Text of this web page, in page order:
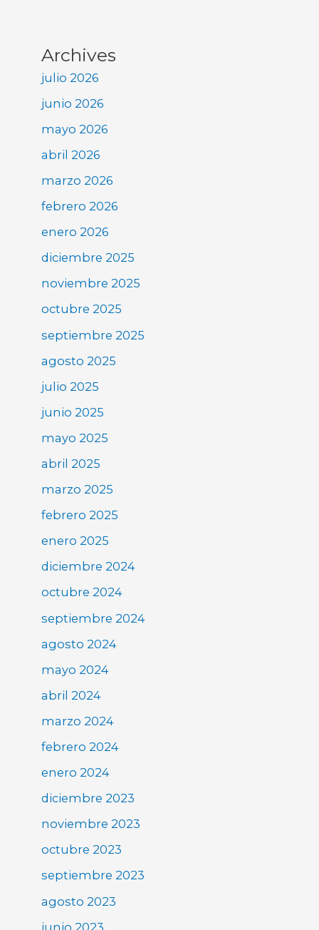
Archives
julio 2026
junio 2026
mayo 2026
abril 2026
marzo 2026
febrero 2026
enero 2026
diciembre 2025
noviembre 2025
octubre 2025
septiembre 2025
agosto 2025
julio 2025
junio 2025
mayo 2025
abril 2025
marzo 2025
febrero 2025
enero 2025
diciembre 2024
octubre 2024
septiembre 2024
agosto 2024
mayo 2024
abril 2024
marzo 2024
febrero 2024
enero 2024
diciembre 2023
noviembre 2023
octubre 2023
septiembre 2023
agosto 2023
junio 2023